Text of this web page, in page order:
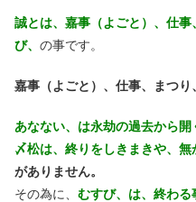
誠とは、嘉事（よごと）、仕
び、 の事です。
嘉事（よごと）、仕事、まつり、
あなない、は永劫の過去から開
〆松は、終りをしきまきや、無
がありません。
その為に、 むすび、は、終わ